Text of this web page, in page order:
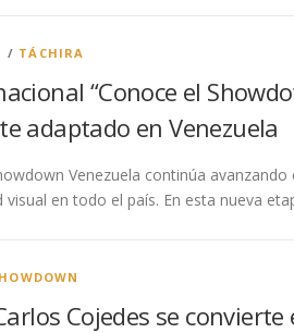
/ TÁCHIRA
“Conoce el
adaptado en Venezuela
Venezuela continúa
visual en todo el país. En esta nueva
Cojedes se